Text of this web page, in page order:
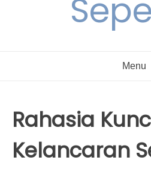
Menu
Rahasia
Kelancaran